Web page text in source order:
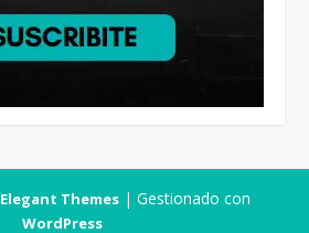
Elegant Themes| Gestionado con
WordPress